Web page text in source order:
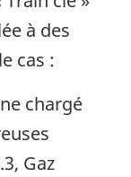
à des
cas :
chargé
Gaz